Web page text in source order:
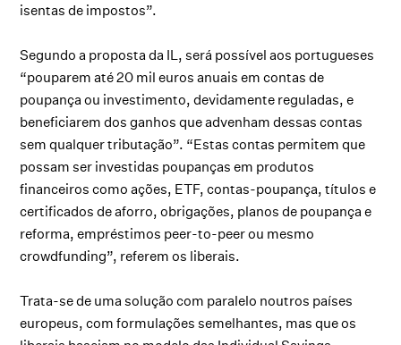
isentas de impostos”.
Segundo a proposta da IL, será possível aos portugueses
“pouparem até 20 mil euros anuais em contas de
poupança ou investimento, devidamente reguladas, e
beneficiarem dos ganhos que advenham dessas contas
sem qualquer tributação”. “Estas contas permitem que
possam ser investidas poupanças em produtos
financeiros como ações, ETF, contas-poupança, títulos e
certificados de aforro, obrigações, planos de poupança e
reforma, empréstimos peer-to-peer ou mesmo
crowdfunding”, referem os liberais.
Trata-se de uma solução com paralelo noutros países
europeus, com formulações semelhantes, mas que os